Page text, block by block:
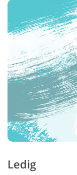
Ledig